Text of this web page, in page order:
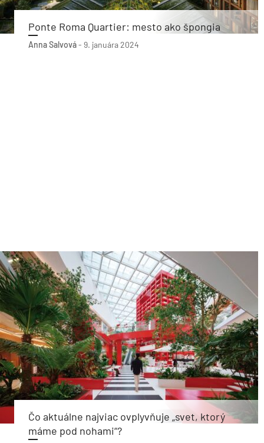
Ponte Roma Quartier: mesto ako špongia
Anna Salvová- 9. januára 2024
Čo aktuálne najviac ovplyvňuje „svet, ktorý
máme pod nohami“?